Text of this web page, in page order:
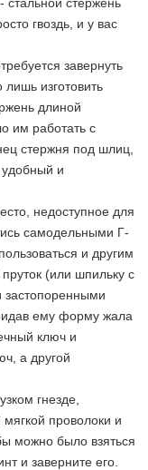
гвоздь, и у вас
завернуть
изготовить
длиной
им работать с
стержня под шлиц,
удобный и
недоступное для
самодельными Г-
и другим
(или шпильку с
застопоренными
ему форму жала
ключ и
а другой
гнезде,
мягкой проволоки и
можно было взяться
и заверните его.